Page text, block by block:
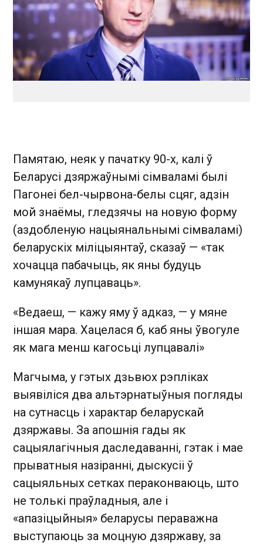
Памятаю, неяк у пачатку 90-х, калі ў
Беларусі дзяржаўнымі сімваламі былі
Пагонеі бел-чырвона-белы сцяг, адзін
мой знаёмы, гледзячы на новую форму
(аздобленую нацыянальнымі сімваламі)
беларускіх міліцыянтаў, сказаў — «так
хочацца пабачыць, як яны будуць
камунякаў лупцаваць».
«Ведаеш, — кажу яму ў адказ, — у мяне
іншая мара. Хацелася б, каб яны ўвогуле
як мага менш кагосьці лупцавалі»
Магчыма, у гэтых дзьвюх рэпліках
выявіліся два альтэрнатыўныя погляды
на сутнасць і характар беларускай
дзяржавы. За апошнія гады як
сацыялагічныя даследаванні, гэтак і мае
прыватныя назіранні, дыскусіі ў
сацыяльных сетках пераконваюць, што
не толькі праўладныя, але і
«апазіцыйныя» беларусы пераважна
выступаюць за моцную дзяржаву, за